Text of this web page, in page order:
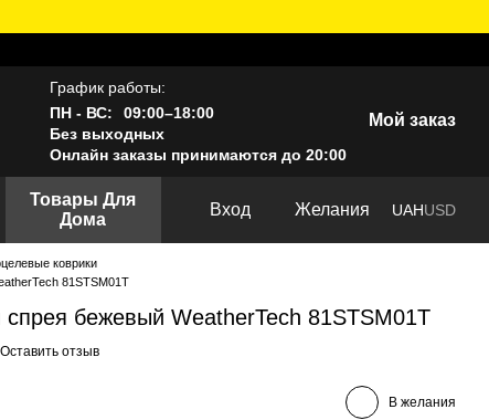
График работы:
ПН - ВС:
09:00–18:00
Без выходных
Онлайн заказы принимаются до 20:00
Мой заказ
Товары Для
Дома
Вход Желания UAHUSD
коврики
81STSM01T
бежевый WeatherTech 81STSM01T
Оставить отзыв
В желания